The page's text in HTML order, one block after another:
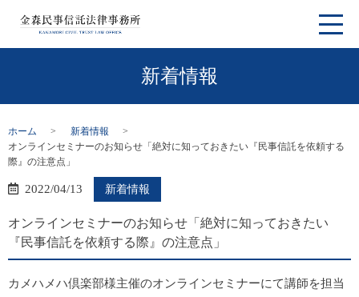
新着情報
ホーム
新着情報
オンラインセミナーのお知らせ「絶対に知っておきたい『民事信託を依頼する
際』の注意点」
2022/04/13 新着情報
オンラインセミナーのお知らせ「絶対に知っておきたい
『民事信託を依頼する際』の注意点」
カメハメハ倶楽部様主催のオンラインセミナーにて講師を担当